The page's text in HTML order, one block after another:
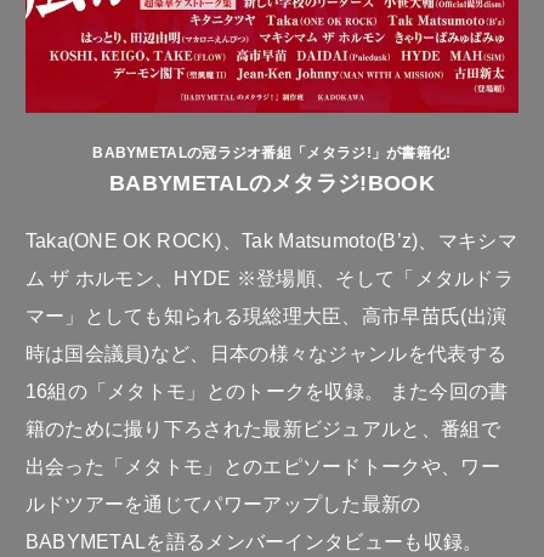
BABYMETALの冠ラジオ番組「メタラジ!」が書籍化!
BABYMETALのメタラジ!BOOK
Taka(ONE OK ROCK)、Tak Matsumoto(B’z)、マキシマ
ム ザ ホルモン、HYDE ※登場順、そして「メタルドラ
マー」としても知られる現総理大臣、高市早苗氏(出演
時は国会議員)など、日本の様々なジャンルを代表する
16組の「メタトモ」とのトークを収録。 また今回の書
籍のために撮り下ろされた最新ビジュアルと、番組で
出会った「メタトモ」とのエピソードトークや、ワー
ルドツアーを通じてパワーアップした最新の
BABYMETALを語るメンバーインタビューも収録。